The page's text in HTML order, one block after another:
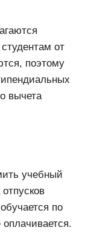
от
поэтому
вычета
учебный
по